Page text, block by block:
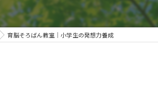
育脳そろばん教室｜小学生の発想力養成